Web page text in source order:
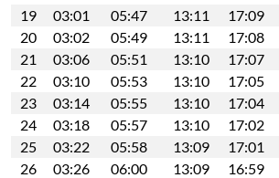
19
03:01 05:47 13:11 17:09
20
03:02 05:49 13:11 17:08
21
03:06 05:51 13:10 17:07
22
03:10 05:53 13:10 17:05
23
03:14 05:55 13:10 17:04
24
03:18 05:57 13:10 17:02
25
03:22 05:58 13:09 17:01
26
03:26 06:00 13:09 16:59